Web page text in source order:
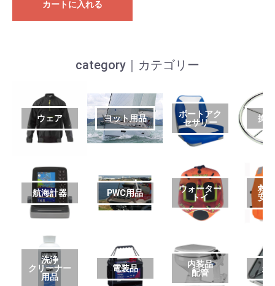
カートに入れる
category｜カテゴリー
ウェア ヨット用品
ボートアク
セサリー
操
航海計器 PWC用品
ウォーター
トイ
救
安
洗浄
クリーナー
用品
電装品
内装品
配管
艤